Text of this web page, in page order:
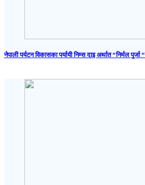
नेपाली पर्यटन विकासका पर्यायी निम्स दाइ अर्थात “निर्मल पुर्जा “